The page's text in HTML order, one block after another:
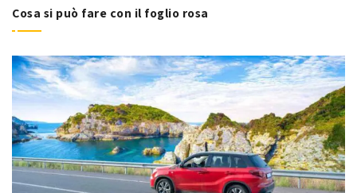
Cosa si può fare con il foglio rosa